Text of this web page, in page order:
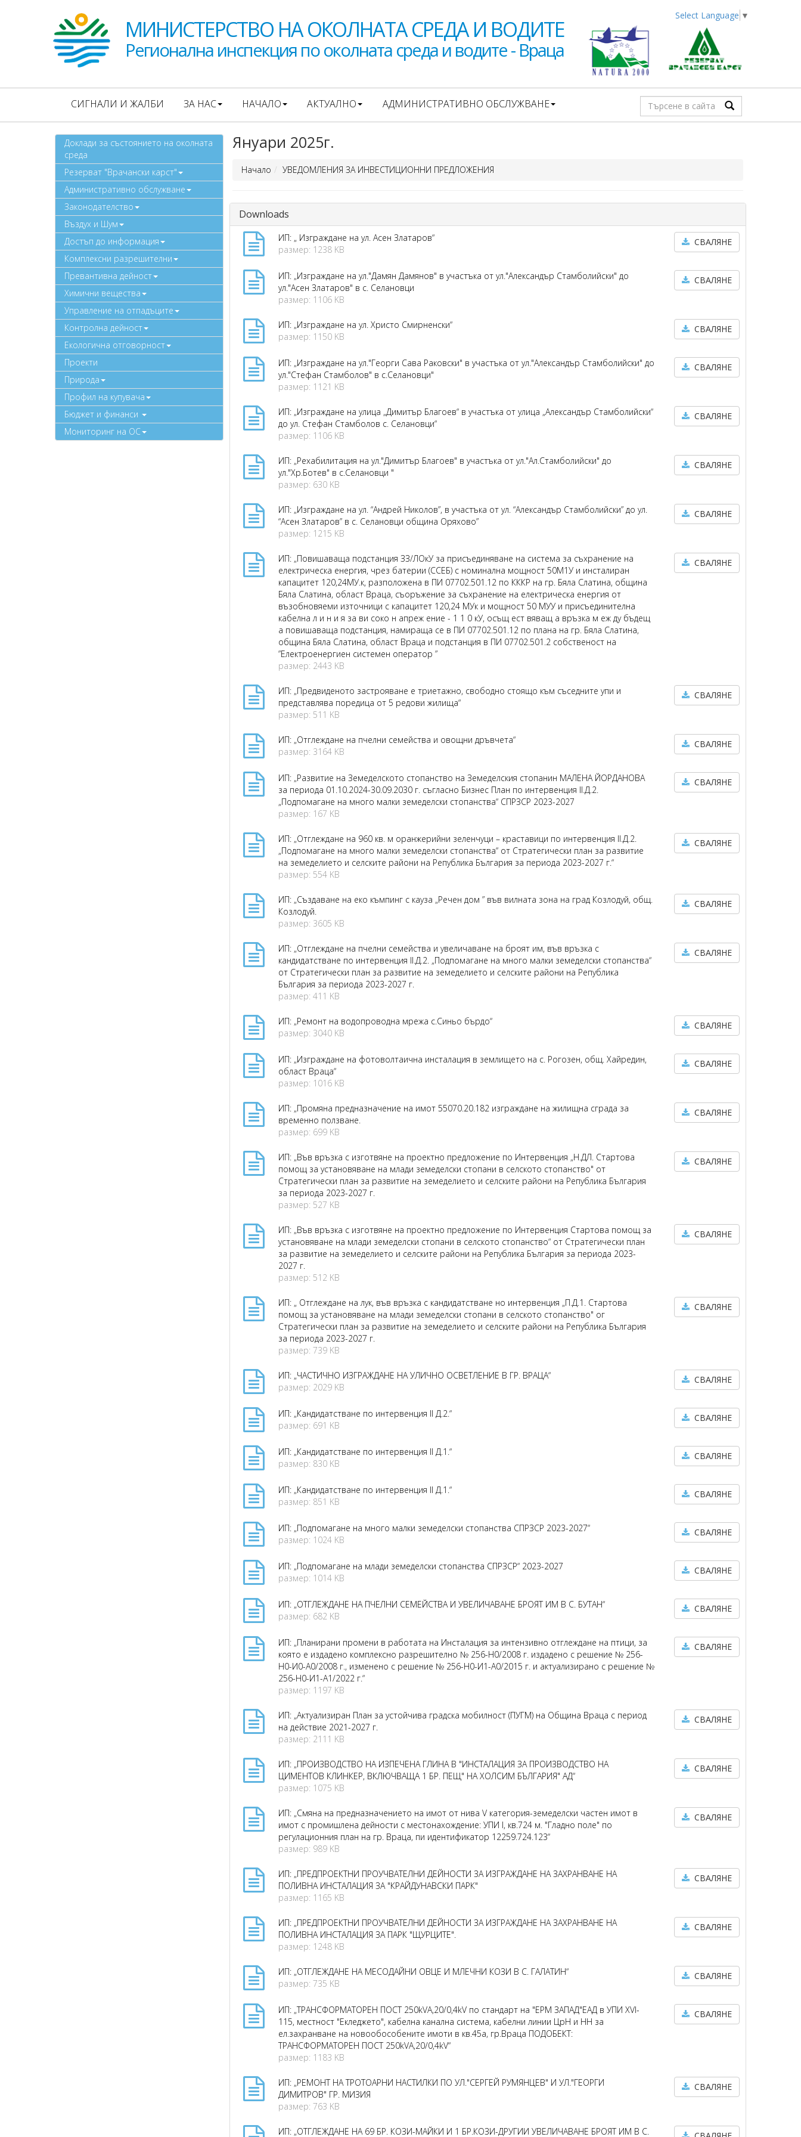
Select Language ▼
МИНИСТЕРСТВО НА ОКОЛНАТА СРЕДА И ВОДИТЕ
Регионална инспекция по околната среда и водите - Враца
СИГНАЛИ И ЖАЛБИ ЗА НАС НАЧАЛО АКТУАЛНО АДМИНИСТРАТИВНО ОБСЛУЖВАНЕ
Доклади за състоянието на околната
среда
Резерват "Врачански карст"
Административно обслужване
Законодателство
Въздух и Шум
Достъп до информация
Комплексни разрешителни
Превантивна дейност
Химични вещества
Управление на отпадъците
Контролна дейност
Екологична отговорност
Проекти
Природа
Профил на купувача
Бюджет и финанси
Мониторинг на ОС
Януари 2025г.
Начало УВЕДОМЛЕНИЯ ЗА ИНВЕСТИЦИОННИ ПРЕДЛОЖЕНИЯ
Downloads
ИП: „ Изграждане на ул. Асен Златаров“
размер: 1238 KB
СВАЛЯНЕ
ИП: „Изграждане на ул."Дамян Дамянов" в участъка от ул."Александър Стамболийски" до
ул."Асен Златаров" в с. Селановци
размер: 1106 KB
СВАЛЯНЕ
ИП: „Изграждане на ул. Христо Смирненски“
размер: 1150 KB
СВАЛЯНЕ
ИП: „Изграждане на ул."Георги Сава Раковски" в участъка от ул."Александър Стамболийски" до
ул."Стефан Стамболов" в с.Селановци"
размер: 1121 KB
СВАЛЯНЕ
ИП: „Изграждане на улица „Димитър Благоев“ в участъка от улица „Александър Стамболийски“
до ул. Стефан Стамболов с. Селановци“
размер: 1106 KB
СВАЛЯНЕ
ИП: „Рехабилитация на ул."Димитър Благоев" в участъка от ул."Ал.Стамболийски" до
ул."Хр.Ботев" в с.Селановци "
размер: 630 KB
СВАЛЯНЕ
ИП: „Изграждане на ул. “Андрей Николов”, в участъка от ул. “Александър Стамболийски” до ул.
“Асен Златаров” в с. Селановци община Оряхово”
размер: 1215 KB
СВАЛЯНЕ
ИП: „Повишаваща подстанция ЗЗ/ЛОкУ за присъединяване на система за съхранение на
електрическа енергия, чрез батерии (ССЕБ) с номинална мощност 50М1У и инсталиран
капацитет 120,24МУ.к, разположена в ПИ 07702.501.12 по КККР на гр. Бяла Слатина, община
Бяла Слатина, област Враца, съоръжение за съхранение на електрическа енергия от
възобновяеми източници с капацитет 120,24 МУк и мощност 50 МУУ и присъединителна
кабелна л и н и я за ви соко н апреж ение - 1 1 0 кУ, осъщ ест вяващ а връзка м еж ду бъдещ
а повишаваща подстанция, намираща се в ПИ 07702.501.12 по плана на гр. Бяла Слатина,
община Бяла Слатина, област Враца и подстанция в ПИ 07702.501.2 собственост на
”Електроенергиен системен оператор ”
размер: 2443 KB
СВАЛЯНЕ
ИП: „Предвиденото застрояване е триетажно, свободно стоящо към съседните упи и
представлява поредица от 5 редови жилища“
размер: 511 KB
СВАЛЯНЕ
ИП: „Отглеждане на пчелни семейства и овощни дръвчета“
размер: 3164 KB
СВАЛЯНЕ
ИП: „Развитие на Земеделското стопанство на Земеделския стопанин МАЛЕНА ЙОРДАНОВА
за периода 01.10.2024-30.09.2030 г. съгласно Бизнес План по интервенция II.Д.2.
„Подпомагане на много малки земеделски стопанства“ СПРЗСР 2023-2027
размер: 167 KB
СВАЛЯНЕ
ИП: „Отглеждане на 960 кв. м оранжерийни зеленчуци – краставици по интервенция II.Д.2.
„Подпомагане на много малки земеделски стопанства“ от Стратегически план за развитие
на земеделието и селските райони на Република България за периода 2023-2027 г.“
размер: 554 KB
СВАЛЯНЕ
ИП: „Създаване на еко къмпинг с кауза „Речен дом ” във вилната зона на град Козлодуй, общ.
Козлодуй.
размер: 3605 KB
СВАЛЯНЕ
ИП: „Отглеждане на пчелни семейства и увеличаване на броят им, във връзка с
кандидатстване по интервенция II.Д.2. „Подпомагане на много малки земеделски стопанства“
от Стратегически план за развитие на земеделието и селските райони на Република
България за периода 2023-2027 г.
размер: 411 KB
СВАЛЯНЕ
ИП: „Ремонт на водопроводна мрежа с.Синьо бърдо“
размер: 3040 KB
СВАЛЯНЕ
ИП: „Изграждане на фотоволтаична инсталация в землището нa с. Рогозен, общ. Хайредин,
област Враца“
размер: 1016 KB
СВАЛЯНЕ
ИП: „Промяна предназначение на имот 55070.20.182 изграждане на жилищна сграда за
временно ползване.
размер: 699 KB
СВАЛЯНЕ
ИП: „Във връзка с изготвяне на проектно предложение по Интервенция „Н.ДЛ. Стартова
помощ за установяване на млади земеделски стопани в селското стопанство" от
Стратегически план за развитие на земеделието и селските райони на Република България
за периода 2023-2027 г.
размер: 527 KB
СВАЛЯНЕ
ИП: „Във връзка с изготвяне на проектно предложение по Интервенция Стартова помощ за
установяване на млади земеделски стопани в селското стопанство“ от Стратегически план
за развитие на земеделието и селските райони на Република България за периода 2023-
2027 г.
размер: 512 KB
СВАЛЯНЕ
ИП: „ Отглеждане на лук, във връзка с кандидатстване но интервенция „П.Д.1. Стартова
помощ за установяване на млади земеделски стопани в селското стопанство" ог
Стратегически план за развитие на земеделието и селските райони на Република България
за периода 2023-2027 г.
размер: 739 KB
СВАЛЯНЕ
ИП: „ЧАСТИЧНО ИЗГРАЖДАНЕ НА УЛИЧНО ОСВЕТЛЕНИЕ В ГР. ВРАЦА“
размер: 2029 KB
СВАЛЯНЕ
ИП: „Кандидатстване по интервенция II Д.2.“
размер: 691 KB
СВАЛЯНЕ
ИП: „Кандидатстване по интервенция II Д.1.“
размер: 830 KB
СВАЛЯНЕ
ИП: „Кандидатстване по интервенция II Д.1.“
размер: 851 KB
СВАЛЯНЕ
ИП: „Подпомагане на много малки земеделски стопанства СПРЗСР 2023-2027“
размер: 1024 KB
СВАЛЯНЕ
ИП: „Подпомагане на млади земеделски стопанства СПРЗСР“ 2023-2027
размер: 1014 KB
СВАЛЯНЕ
ИП: „ОТГЛЕЖДАНЕ НА ПЧЕЛНИ СЕМЕЙСТВА И УВЕЛИЧАВАНЕ БРОЯТ ИМ В С. БУТАН“
размер: 682 KB
СВАЛЯНЕ
ИП: „Планирани промени в работата на Инсталация за интензивно отглеждане на птици, за
която е издадено комплексно разрешително № 256-Н0/2008 г. издадено с решение № 256-
Н0-И0-А0/2008 г., изменено с решение № 256-Н0-И1-А0/2015 г. и актуализирано с решение №
256-Н0-И1-А1/2022 г.“
размер: 1197 KB
СВАЛЯНЕ
ИП: „Актуализиран План за устойчива градска мобилност (ПУГМ) на Община Враца с период
на действие 2021-2027 г.
размер: 2111 KB
СВАЛЯНЕ
ИП: „ПРОИЗВОДСТВО НА ИЗПЕЧЕНА ГЛИНА В "ИНСТАЛАЦИЯ ЗА ПРОИЗВОДСТВО НА
ЦИМЕНТОВ КЛИНКЕР, ВКЛЮЧВАЩА 1 БР. ПЕЩ" НА ХОЛСИМ БЪЛГАРИЯ" АД“
размер: 1075 KB
СВАЛЯНЕ
ИП: „Смяна на предназначението на имот от нива V категория-земеделски частен имот в
имот с промишлена дейности с местонахождение: УПИ I, кв.724 м. "Гладно поле" по
регулационния план на гр. Враца, пи идентификатор 12259.724.123“
размер: 989 KB
СВАЛЯНЕ
ИП: „ПРЕДПРОЕКТНИ ПРОУЧВАТЕЛНИ ДЕЙНОСТИ ЗА ИЗГРАЖДАНЕ НА ЗАХРАНВАНЕ НА
ПОЛИВНА ИНСТАЛАЦИЯ ЗА "КРАЙДУНАВСКИ ПАРК"
размер: 1165 KB
СВАЛЯНЕ
ИП: „ПРЕДПРОЕКТНИ ПРОУЧВАТЕЛНИ ДЕЙНОСТИ ЗА ИЗГРАЖДАНЕ НА ЗАХРАНВАНЕ НА
ПОЛИВНА ИНСТАЛАЦИЯ ЗА ПАРК "ЩУРЦИТЕ".
размер: 1248 KB
СВАЛЯНЕ
ИП: „ОТГЛЕЖДАНЕ НА МЕСОДАЙНИ ОВЦЕ И МЛЕЧНИ КОЗИ В С. ГАЛАТИН“
размер: 735 KB
СВАЛЯНЕ
ИП: „ТРАНСФОРМАТОРЕН ПОСТ 250kVA,20/0,4kV по стандарт на "ЕРМ ЗАПАД"ЕАД в УПИ XVI-
115, местност "Екледжето", кабелна канална система, кабелни линии ЦрН и НН за
ел.захранване на новообособените имоти в кв.45а, гр.Враца ПОДОБЕКТ:
ТРАНСФОРМАТОРЕН ПОСТ 250kVA,20/0,4kV“
размер: 1183 KB
СВАЛЯНЕ
ИП: „РЕМОНТ НА ТРОТОАРНИ НАСТИЛКИ ПО УЛ."СЕРГЕЙ РУМЯНЦЕВ" И УЛ."ГЕОРГИ
ДИМИТРОВ" ГР. МИЗИЯ
размер: 763 KB
СВАЛЯНЕ
ИП: „ОТГЛЕЖДАНЕ НА 69 БР. КОЗИ-МАЙКИ И 1 БР.КОЗИ-ДРУГИИ УВЕЛИЧАВАНЕ БРОЯТ ИМ В С.